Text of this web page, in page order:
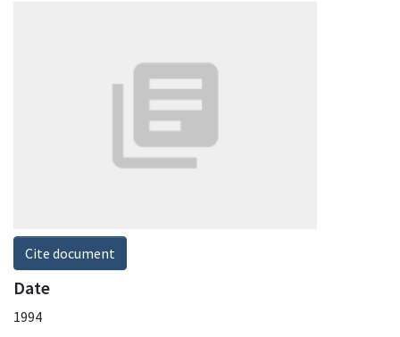
Cite document
Date
1994